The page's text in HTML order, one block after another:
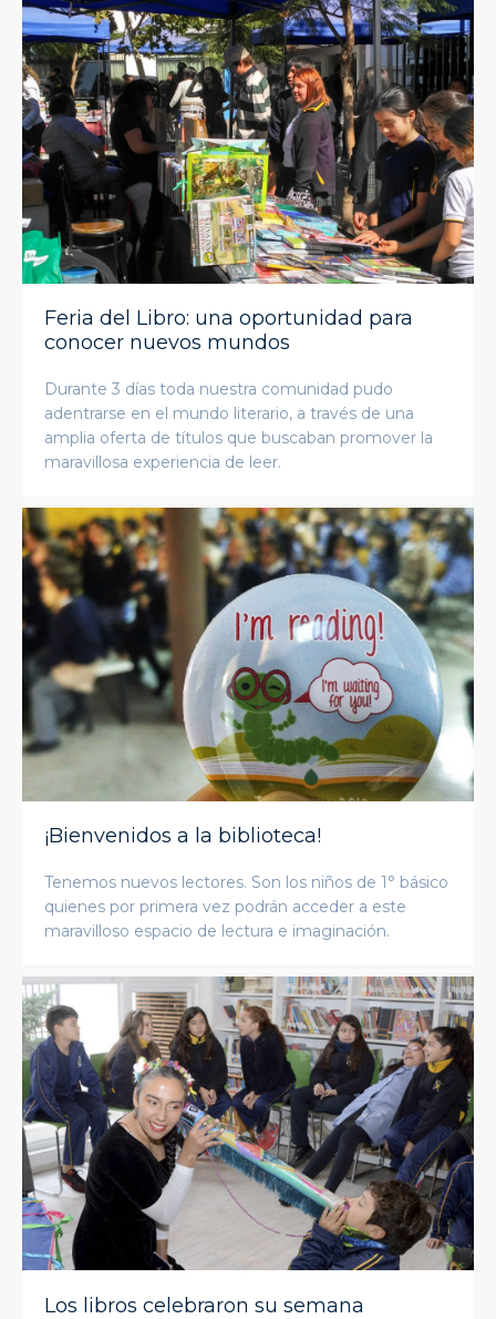
Feria del Libro: una oportunidad para
conocer nuevos mundos
Durante 3 días toda nuestra comunidad pudo
adentrarse en el mundo literario, a través de una
amplia oferta de títulos que buscaban promover la
maravillosa experiencia de leer.
¡Bienvenidos a la biblioteca!
Tenemos nuevos lectores. Son los niños de 1° básico
quienes por primera vez podrán acceder a este
maravilloso espacio de lectura e imaginación.
Los libros celebraron su semana